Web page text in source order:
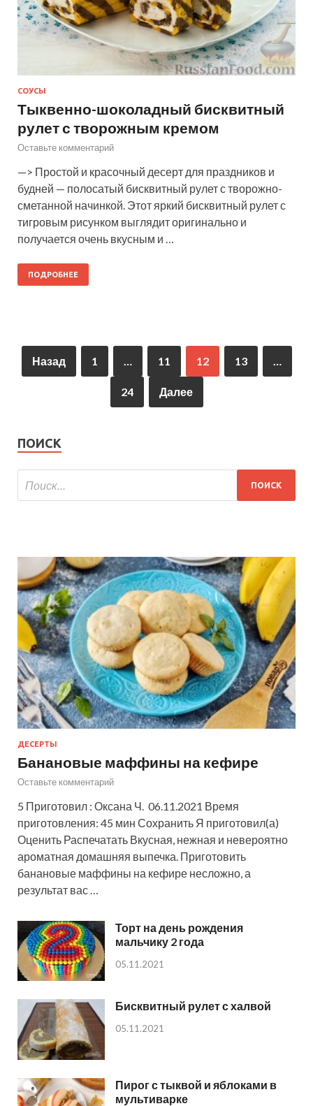
СОУСЫ
Тыквенно-шоколадный бисквитный
рулет с творожным кремом
Оставьте комментарий
—> Простой и красочный десерт для праздников и
будней — полосатый бисквитный рулет с творожно-
сметанной начинкой. Этот яркий бисквитный рулет с
тигровым рисунком выглядит оригинально и
получается очень вкусным и …
ПОДРОБНЕЕ
Назад 1 … 11 12 13 …
24 Далее
ПОИСК
ДЕСЕРТЫ
Банановые маффины на кефире
Оставьте комментарий
5 Приготовил : Оксана Ч. 06.11.2021 Время
приготовления: 45 мин Сохранить Я приготовил(а)
Оценить Распечатать Вкусная, нежная и невероятно
ароматная домашняя выпечка. Приготовить
банановые маффины на кефире несложно, а
результат вас …
Торт на день рождения
мальчику 2 года
05.11.2021
Бисквитный рулет с халвой
05.11.2021
Пирог с тыквой и яблоками в
мультиварке